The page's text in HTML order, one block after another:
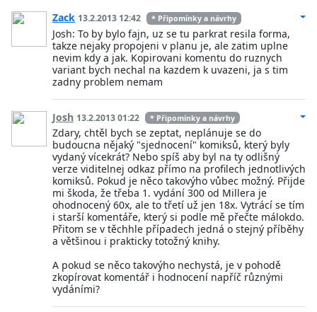
Zack 13.2.2013 12:42 * Připomínky a návrhy
Josh: To by bylo fajn, uz se tu parkrat resila forma,
takze nejaky propojeni v planu je, ale zatim uplne
nevim kdy a jak. Kopirovani komentu do ruznych
variant bych nechal na kazdem k uvazeni, ja s tim
zadny problem nemam
Josh 13.2.2013 01:22 * Připomínky a návrhy
Zdary, chtěl bych se zeptat, neplánuje se do
budoucna nějaký "sjednocení" komiksů, který byly
vydaný vícekrát? Nebo spíš aby byl na ty odlišný
verze viditelnej odkaz přímo na profilech jednotlivých
komiksů. Pokud je něco takovýho vůbec možný. Přijde
mi škoda, že třeba 1. vydání 300 od Millera je
ohodnocený 60x, ale to třetí už jen 18x. Vytrácí se tím
i starší komentáře, který si podle mě přečte málokdo.
Přitom se v těchhle případech jedná o stejný příběhy
a většinou i prakticky totožný knihy.
A pokud se něco takovýho nechystá, je v pohodě
zkopírovat komentář i hodnocení napříč různými
vydáními?